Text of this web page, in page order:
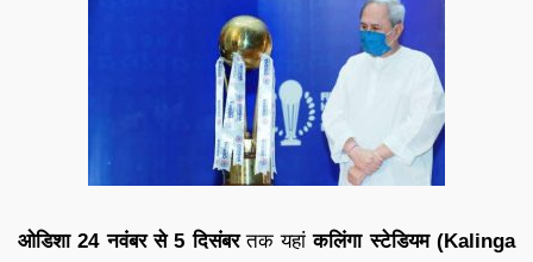
ओडिशा 24 नवंबर से 5 दिसंबरतक यहांकलिंगा स्टेडियम (Kalinga